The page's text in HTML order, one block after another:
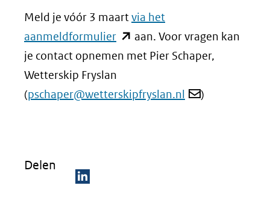
Meld je vóór 3 maartvia het
aanmeldformulier(opent
in
nieuw
venster)
aan. Voor vragen kan
je contact opnemen met Pier Schaper,
Wetterskip Fryslan
(pschaper@wetterskipfryslan.nl )
Delen